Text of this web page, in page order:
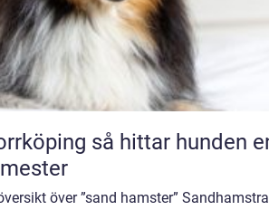
hunden en
över ”sand hamster”